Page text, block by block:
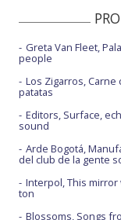
Greta Van Fleet,
people
Los Zigarros, Carne
patatas
Editors, Surface,
sound
Arde Bogotá,
del club de la gente
Interpol, This mirror
ton
Blossoms, Songs